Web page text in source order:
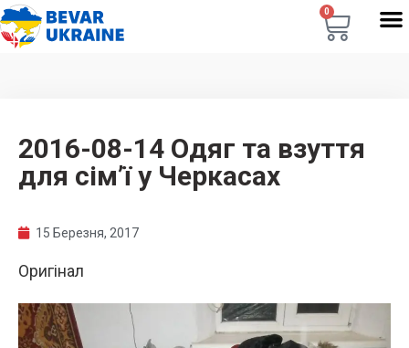
0
2016-08-14 Одяг та взуття
для сім’ї у Черкасах
15 Березня, 2017
Оригінал